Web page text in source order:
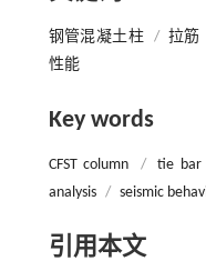
钢管混凝土柱 / 拉筋
性能
Key words
CFST column / tie bar
analysis / seismic
引用本文